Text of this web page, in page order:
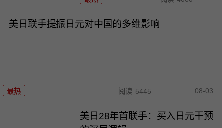
美日联手提振日元对中国的多维影响
最热 阅读 5445 08-03
美日28年首联手：买入日元干预